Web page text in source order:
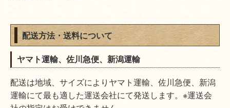
配送方法・送料について
ヤマト運輸、佐川急便、新潟運輸
配送は地域、サイズによりヤマト運輸、佐川急便、新潟
運輸にて最も適した運送会社にて発送します。※運送会